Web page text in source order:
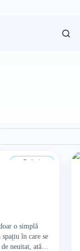
De la 4 ani
o simplă
spațiu în care se
neuitat, atât